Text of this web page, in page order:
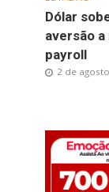
Dólar
aversão
payroll
2 de